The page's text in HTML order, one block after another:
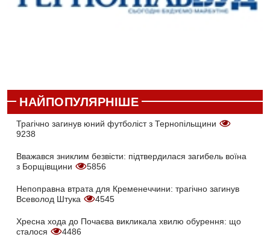
НАЙПОПУЛЯРНІШЕ
Трагічно загинув юний футболіст з Тернопільщини
9238
Вважався зниклим безвісти: підтвердилася загибель воїна
з Борщівщини
5856
Непоправна втрата для Кременеччини: трагічно загинув
Всеволод Штука
4545
Хресна хода до Почаєва викликала хвилю обурення: що
сталося
4486